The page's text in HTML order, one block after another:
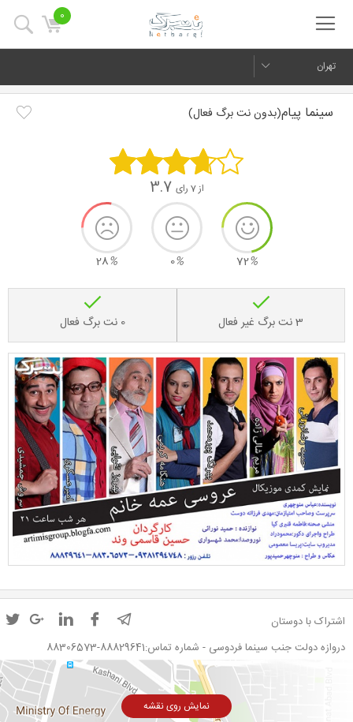
0
تهران
سینما پیام(بدون نت برگ فعال)
از 7 رای 3.7
72%
0%
28%
3 نت برگ غیر فعال 0 نت برگ فعال
اشتراک با دوستان
دروازه دولت جنب سینما فردوسی - شماره تماس:88829641-88306573
نمایش روی نقشه